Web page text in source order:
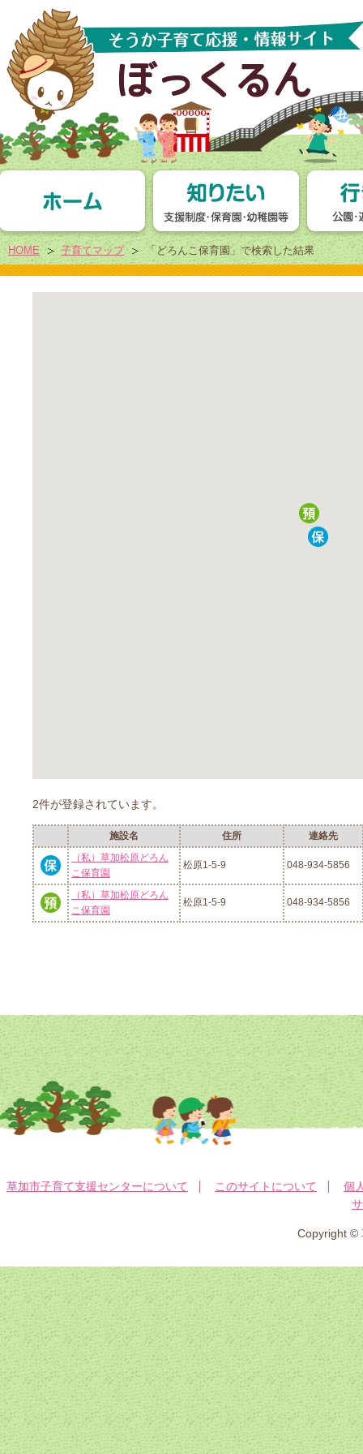
HOME 子育てマップ 「どろんこ保育園」で検索した結果
2件が登録されています。
施設名 住所
連絡先
（私）草加松原どろん
こ保育園
松原1-5-9 048-934-5856
（私）草加松原どろん
こ保育園
松原1-5-9 048-934-5856
草加市子育て支援センターについて このサイトについて
個
Copyright ©